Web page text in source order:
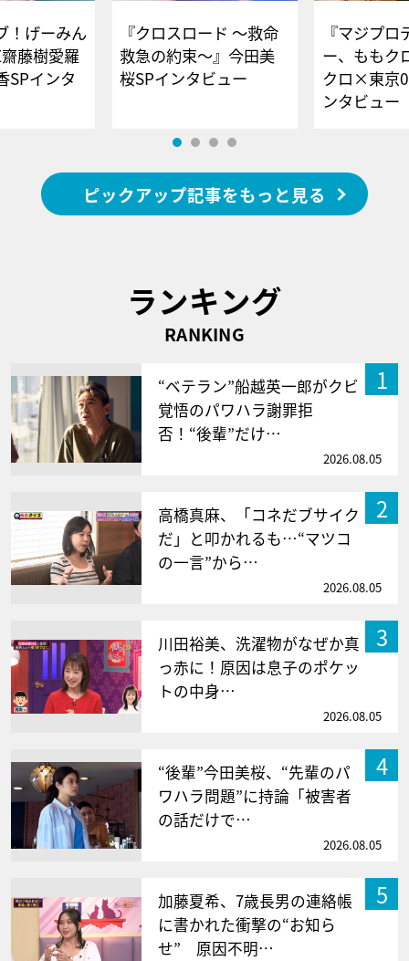
！げーみん
藤樹愛羅
SPインタ
『クロスロード ～救命
救急の約束～』今田美
桜SPインタビュー
『マジプロ
ー、ももク
クロ×東京
ンタビュー
ピックアップ記事をもっと見る
ランキング
RANKING
1
“ベテラン”船越英一郎がクビ
覚悟のパワハラ謝罪拒
否！“後輩”だけ…
2026.08.05
2
高橋真麻、「コネだブサイク
だ」と叩かれるも…“マツコ
の一言”から…
2026.08.05
3
川田裕美、洗濯物がなぜか真
っ赤に！原因は息子のポケッ
トの中身…
2026.08.05
4
“後輩”今田美桜、“先輩のパ
ワハラ問題”に持論「被害者
の話だけで…
2026.08.05
5
加藤夏希、7歳長男の連絡帳
に書かれた衝撃の“お知ら
せ” 原因不明…